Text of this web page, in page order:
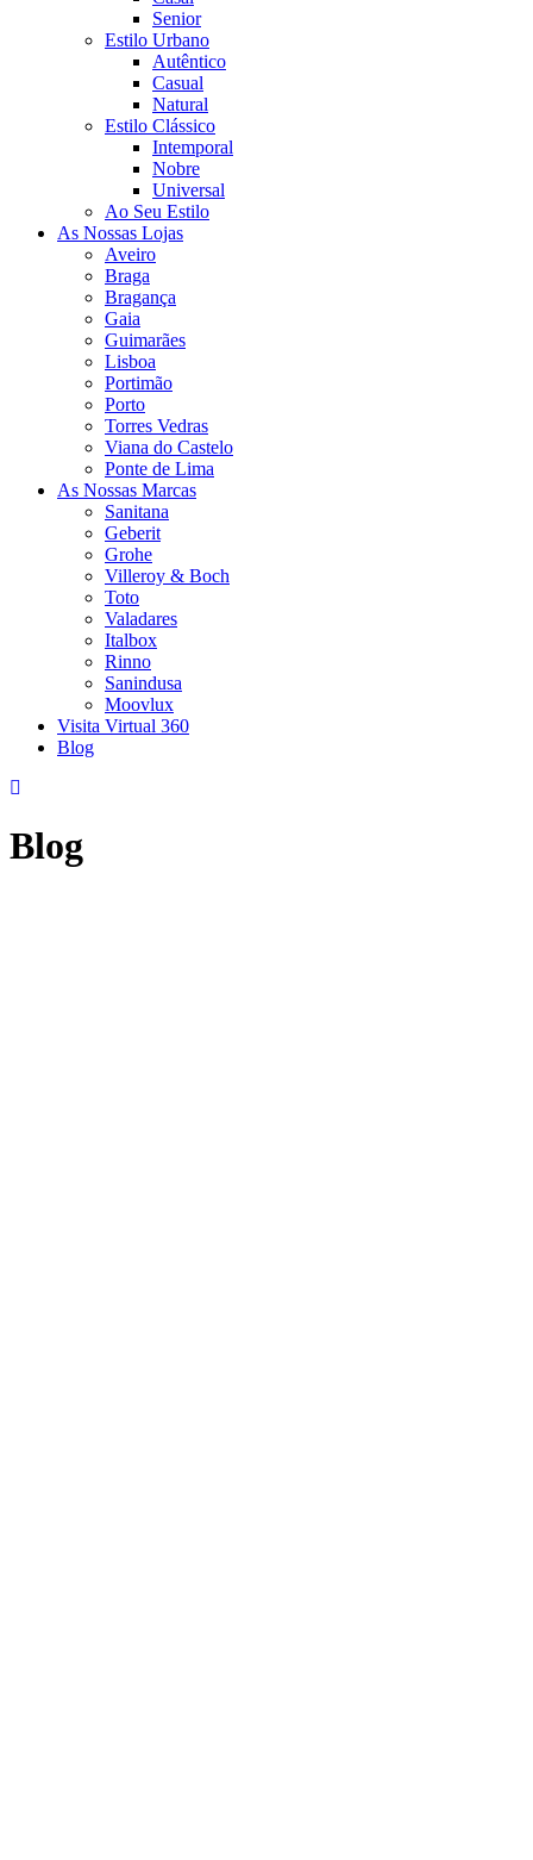
Senior
Estilo Urbano
Autêntico
Casual
Natural
Estilo Clássico
Intemporal
Nobre
Universal
Ao Seu Estilo
As Nossas Lojas
Aveiro
Braga
Bragança
Gaia
Guimarães
Lisboa
Portimão
Porto
Torres Vedras
Viana do Castelo
Ponte de Lima
As Nossas Marcas
Sanitana
Geberit
Grohe
Villeroy & Boch
Toto
Valadares
Italbox
Rinno
Sanindusa
Moovlux
Visita Virtual 360
Blog
Blog